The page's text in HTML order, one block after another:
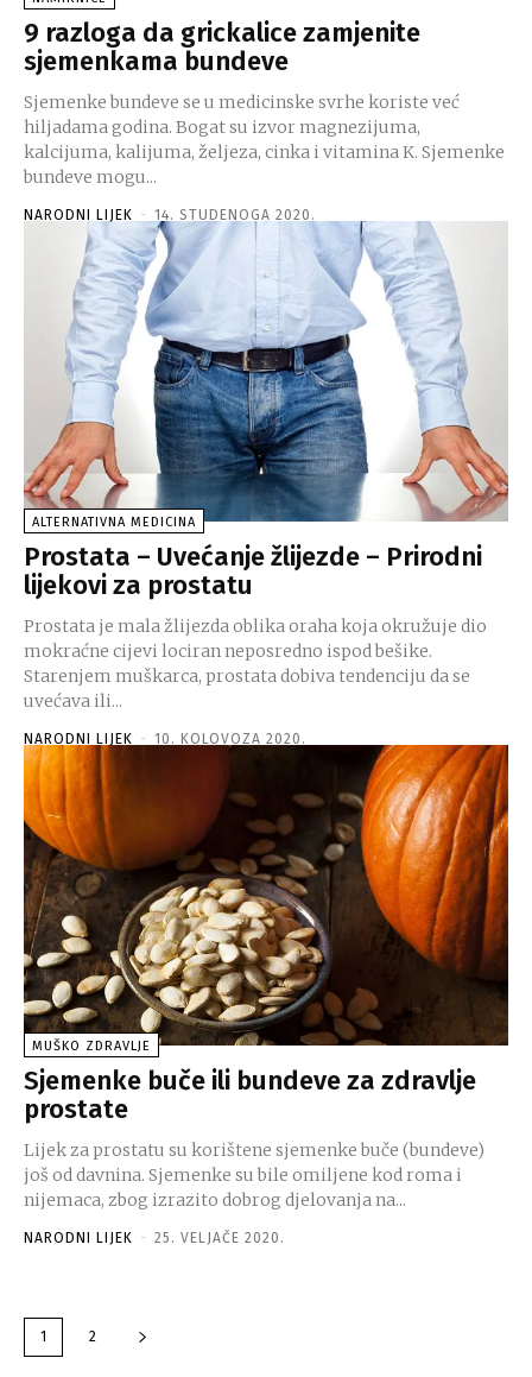
9 razloga da grickalice zamjenite
sjemenkama bundeve
Sjemenke bundeve se u medicinske svrhe koriste već
hiljadama godina. Bogat su izvor magnezijuma,
kalcijuma, kalijuma, željeza, cinka i vitamina K. Sjemenke
bundeve mogu...
NARODNI LIJEK - 14. STUDENOGA 2020.
ALTERNATIVNA MEDICINA
Prostata – Uvećanje žlijezde – Prirodni
lijekovi za prostatu
Prostata je mala žlijezda oblika oraha koja okružuje dio
mokraćne cijevi lociran neposredno ispod bešike.
Starenjem muškarca, prostata dobiva tendenciju da se
uvećava ili...
NARODNI LIJEK - 10. KOLOVOZA 2020.
MUŠKO ZDRAVLJE
Sjemenke buče ili bundeve za zdravlje
prostate
Lijek za prostatu su korištene sjemenke buče (bundeve)
još od davnina. Sjemenke su bile omiljene kod roma i
nijemaca, zbog izrazito dobrog djelovanja na...
NARODNI LIJEK - 25. VELJAČE 2020.
1 2